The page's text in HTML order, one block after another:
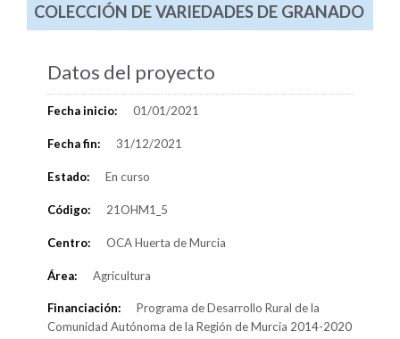
COLECCIÓN DE VARIEDADES DE GRANADO
Datos del proyecto
Fecha inicio: 01/01/2021
Fecha fin: 31/12/2021
Estado: En curso
Código: 21OHM1_5
Centro: OCA Huerta de Murcia
Área: Agricultura
Financiación:
Programa de Desarrollo Rural de la
Comunidad Autónoma de la Región de Murcia 2014-2020